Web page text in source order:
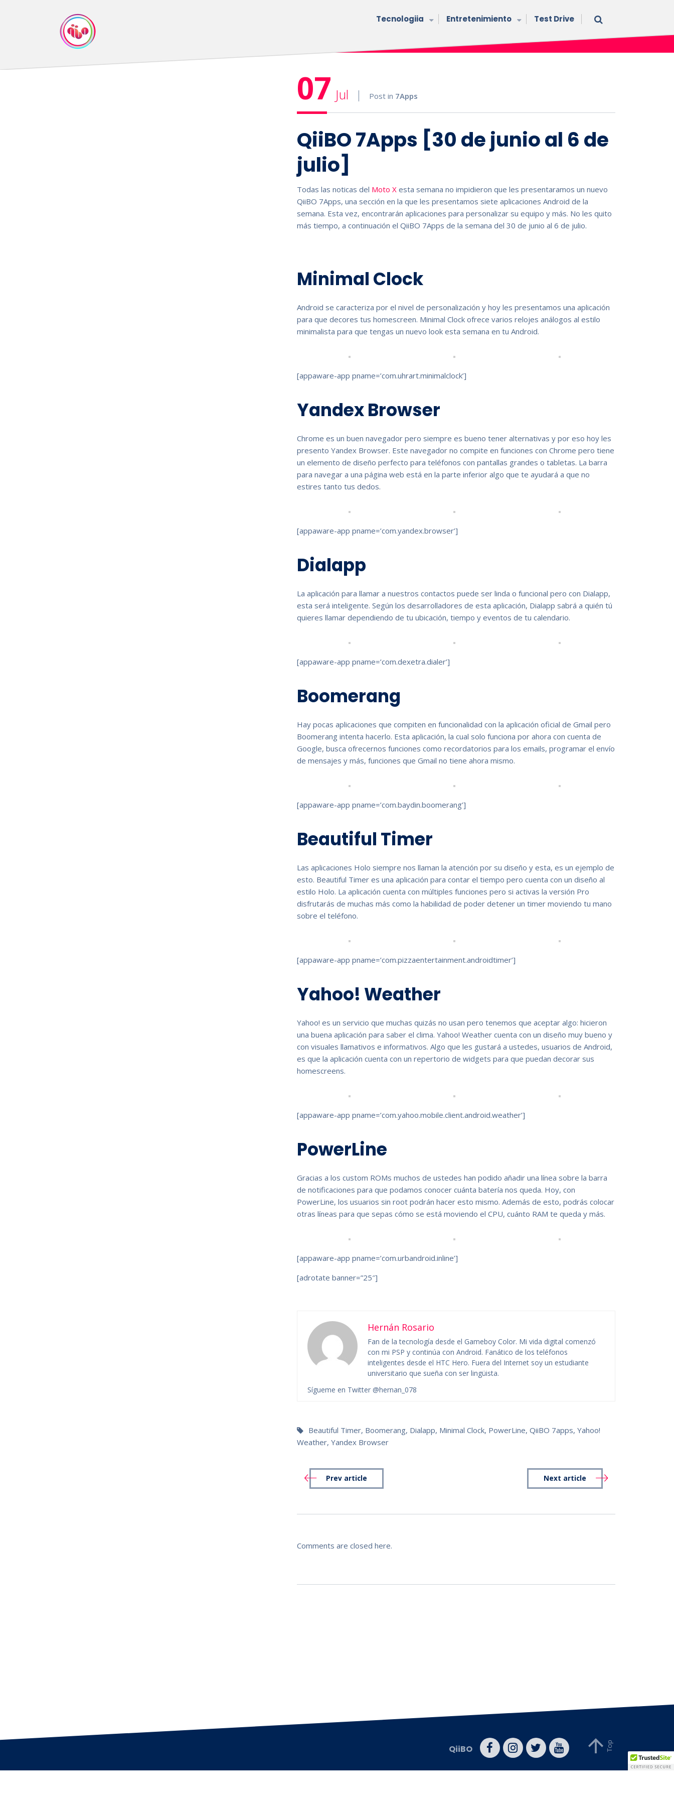
Tecnologiia Entretenimiento Test Drive
07 Jul Post in 7Apps
QiiBO 7Apps [30 de junio al 6 de
julio]
Todas las noticas del Moto Xesta semana no impidieron que les presentaramos un nuevo
QiiBO 7Apps, una sección en la que les presentamos siete aplicaciones Android de la
semana. Esta vez, encontrarán aplicaciones para personalizar su equipo y más. No les quito
más tiempo, a continuación el QiiBO 7Apps de la semana del 30 de junio al 6 de julio.
Minimal Clock
Android se caracteriza por el nivel de personalización y hoy les presentamos una aplicación
para que decores tus homescreen. Minimal Clock ofrece varios relojes análogos al estilo
minimalista para que tengas un nuevo look esta semana en tu Android.
[appaware-app pname=’com.uhrart.minimalclock’]
Yandex Browser
Chrome es un buen navegador pero siempre es bueno tener alternativas y por eso hoy les
presento Yandex Browser. Este navegador no compite en funciones con Chrome pero tiene
un elemento de diseño perfecto para teléfonos con pantallas grandes o tabletas. La barra
para navegar a una página web está en la parte inferior algo que te ayudará a que no
estires tanto tus dedos.
[appaware-app pname=’com.yandex.browser’]
Dialapp
La aplicación para llamar a nuestros contactos puede ser linda o funcional pero con Dialapp,
esta será inteligente. Según los desarrolladores de esta aplicación, Dialapp sabrá a quién tú
quieres llamar dependiendo de tu ubicación, tiempo y eventos de tu calendario.
[appaware-app pname=’com.dexetra.dialer’]
Boomerang
Hay pocas aplicaciones que compiten en funcionalidad con la aplicación oficial de Gmail pero
Boomerang intenta hacerlo. Esta aplicación, la cual solo funciona por ahora con cuenta de
Google, busca ofrecernos funciones como recordatorios para los emails, programar el envío
de mensajes y más, funciones que Gmail no tiene ahora mismo.
[appaware-app pname=’com.baydin.boomerang’]
Beautiful Timer
Las aplicaciones Holo siempre nos llaman la atención por su diseño y esta, es un ejemplo de
esto. Beautiful Timer es una aplicación para contar el tiempo pero cuenta con un diseño al
estilo Holo. La aplicación cuenta con múltiples funciones pero si activas la versión Pro
disfrutarás de muchas más como la habilidad de poder detener un timer moviendo tu mano
sobre el teléfono.
[appaware-app pname=’com.pizzaentertainment.androidtimer’]
Yahoo! Weather
Yahoo! es un servicio que muchas quizás no usan pero tenemos que aceptar algo: hicieron
una buena aplicación para saber el clima. Yahoo! Weather cuenta con un diseño muy bueno y
con visuales llamativos e informativos. Algo que les gustará a ustedes, usuarios de Android,
es que la aplicación cuenta con un repertorio de widgets para que puedan decorar sus
homescreens.
[appaware-app pname=’com.yahoo.mobile.client.android.weather’]
PowerLine
Gracias a los custom ROMs muchos de ustedes han podido añadir una línea sobre la barra
de notificaciones para que podamos conocer cuánta batería nos queda. Hoy, con
PowerLine, los usuarios sin root podrán hacer esto mismo. Además de esto, podrás colocar
otras líneas para que sepas cómo se está moviendo el CPU, cuánto RAM te queda y más.
[appaware-app pname=’com.urbandroid.inline’]
[adrotate banner=”25″]
Hernán Rosario
Fan de la tecnología desde el Gameboy Color. Mi vida digital comenzó
con mi PSP y continúa con Android. Fanático de los teléfonos
inteligentes desde el HTC Hero. Fuera del Internet soy un estudiante
universitario que sueña con ser lingüista.
Sígueme en Twitter @hernan_078
Beautiful Timer, Boomerang, Dialapp, Minimal Clock, PowerLine,QiiBO 7apps,Yahoo!
Weather,Yandex Browser
Prev article Next article
Comments are closed here.
QiiBO